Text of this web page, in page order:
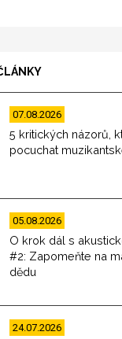
07.08.2026
5 kritických názorů,
pocuchat
05.08.2026
O krok dál s
#2: Zapomeňte na
dědu
24.07.2026